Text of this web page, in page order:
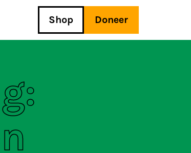
Shop Doneer